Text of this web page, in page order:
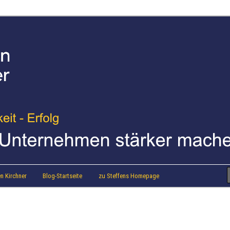
Kirchner Blog-Startseite zu Steffens Homepage